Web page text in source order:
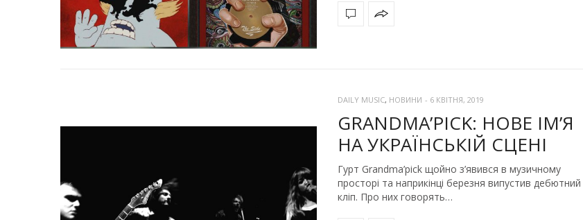
DAILY MUSIC, НОВИНИ - 6 КВІТНЯ, 2019
GRANDMA’PICK: НОВЕ ІМ’Я
НА УКРАЇНСЬКІЙ СЦЕНІ
Гурт Grandma’pick щойно з’явився в музичному
просторі та наприкінці березня випустив дебютний
кліп. Про них говорять…